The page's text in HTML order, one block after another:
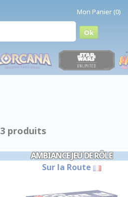
Mon Panier (0)
3 produits
AMBIANCE JEU DE RÔLE
Sur la Route